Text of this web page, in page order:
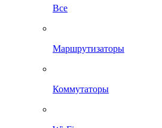
Все
Маршрутизаторы
Коммутаторы